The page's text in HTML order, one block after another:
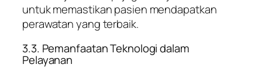
untuk memastikan pasien mendapatkan
perawatan yang terbaik.
3.3. Pemanfaatan Teknologi dalam
Pelayanan